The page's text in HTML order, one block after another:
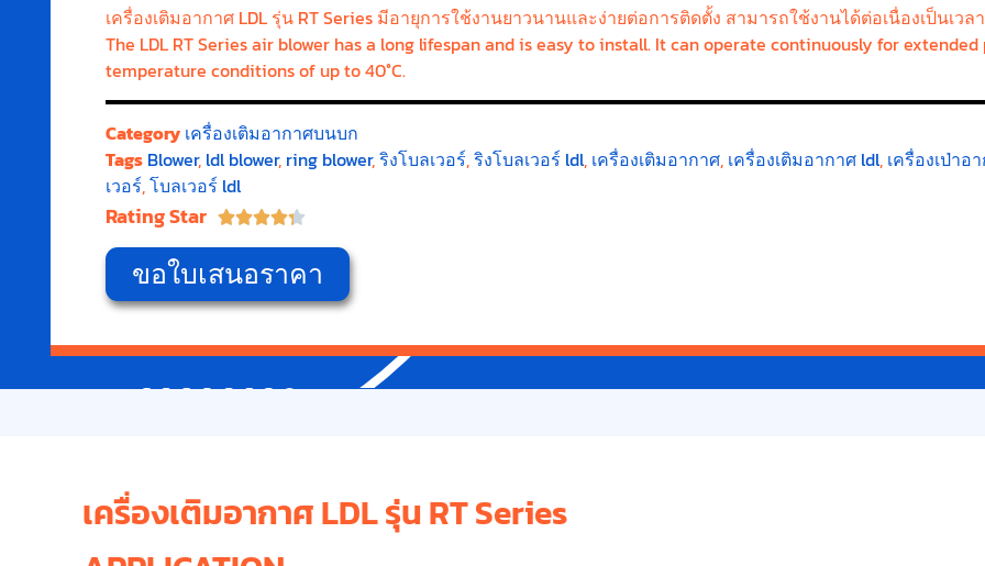
เครื่องเติมอากาศ LDL รุ่น RT Series มีอายุการใช้งานยาวนานและง่ายต่อการติดตั้ง สามารถใช้งานได้ต่อเนื่องเป็นเ
The LDL RT Series air blower has a long lifespan and is easy to install. It can operate continuously for
temperature conditions of up to 40°C.
Category เครื่องเติมอากาศบนบก
Tags Blower, ldl blower, ring blower,ริงโบลเวอร์,ริงโบลเวอร์ ldl, เครื่องเติมอากาศ, เครื่องเติมอากาศ ldl, เครื่องเป่าอ
เวอร์,โบลเวอร์ ldl
Rating Star 
ขอใบเสนอราคา
เครื่องเติมอากาศ LDL รุ่น RT Series